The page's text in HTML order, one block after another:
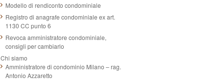
Modello di rendiconto condominiale
Registro di anagrafe condominiale ex art.
1130 CC punto 6
Revoca amministratore condominiale,
consigli per cambiarlo
Chi siamo
Amministratore di condominio Milano – rag.
Antonio Azzaretto